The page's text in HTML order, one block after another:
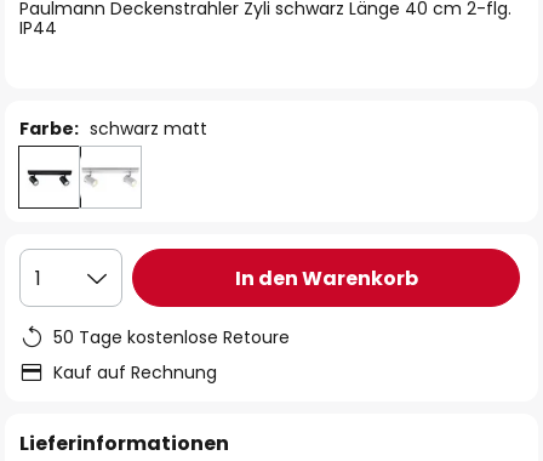
Paulmann Deckenstrahler Zyli schwarz Länge 40 cm 2-flg.
IP44
Farbe: schwarz matt
1 In den Warenkorb
50 Tage kostenlose Retoure
Kauf auf Rechnung
Lieferinformationen